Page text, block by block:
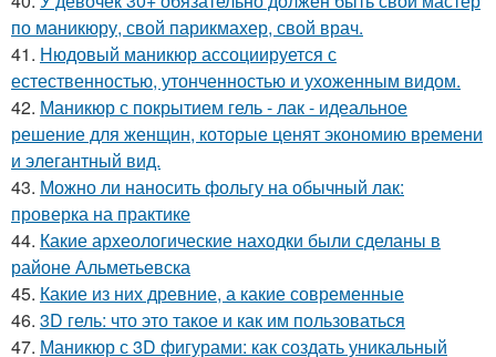
по маникюру, свой парикмахер, свой врач.
41. Нюдовый маникюр ассоциируется с
естественностью, утонченностью и ухоженным видом.
42. Маникюр с покрытием гель - лак - идеальное
решение для женщин, которые ценят экономию времени
и элегантный вид.
43. Можно ли наносить фольгу на обычный лак:
проверка на практике
44. Какие археологические находки были сделаны в
районе Альметьевска
45. Какие из них древние, а какие современные
46. 3D гель: что это такое и как им пользоваться
47. Маникюр с 3D фигурами: как создать уникальный